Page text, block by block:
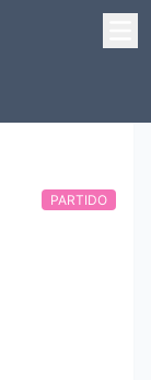
PARTIDO